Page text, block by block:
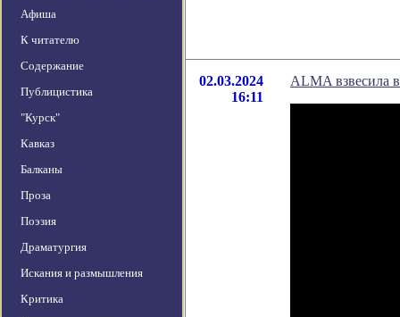
Афиша
К читателю
Содержание
Публицистика
"Курск"
Кавказ
Балканы
Проза
Поэзия
Драматургия
Искания и размышления
Критика
02.03.2024
16:11
ALMA взвесила